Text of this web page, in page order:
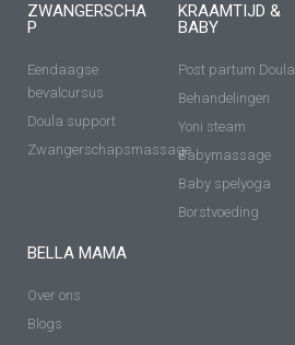
ZWANGERSCHA
P
Eendaagse
bevalcursus
Doula support
Zwangerschapsmassage
KRAAMTIJD &
BABY
Post partum Doula
Behandelingen
Yoni steam
Babymassage
Baby spelyoga
Borstvoeding
BELLA MAMA
Over ons
Blogs